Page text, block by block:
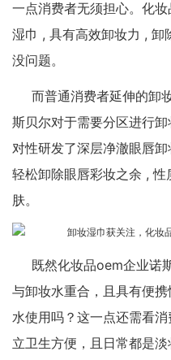
一点消费者无须担心。化
湿巾 , 具有高效卸妆力 , 卸
没问题。
而普通消费者延伸的卸
斯贝尔对于需要分区进行
对性研发了深层净澈眼唇
轻松卸除眼唇彩妆之余 ,
肤。
既然化妆品oem企业诺
与卸妆水重合，且具有便
水使用吗？这一点还需看
立卫生方便，且日常都是